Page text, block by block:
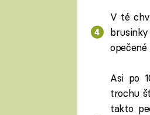
V té
Asi po
trochu
takto